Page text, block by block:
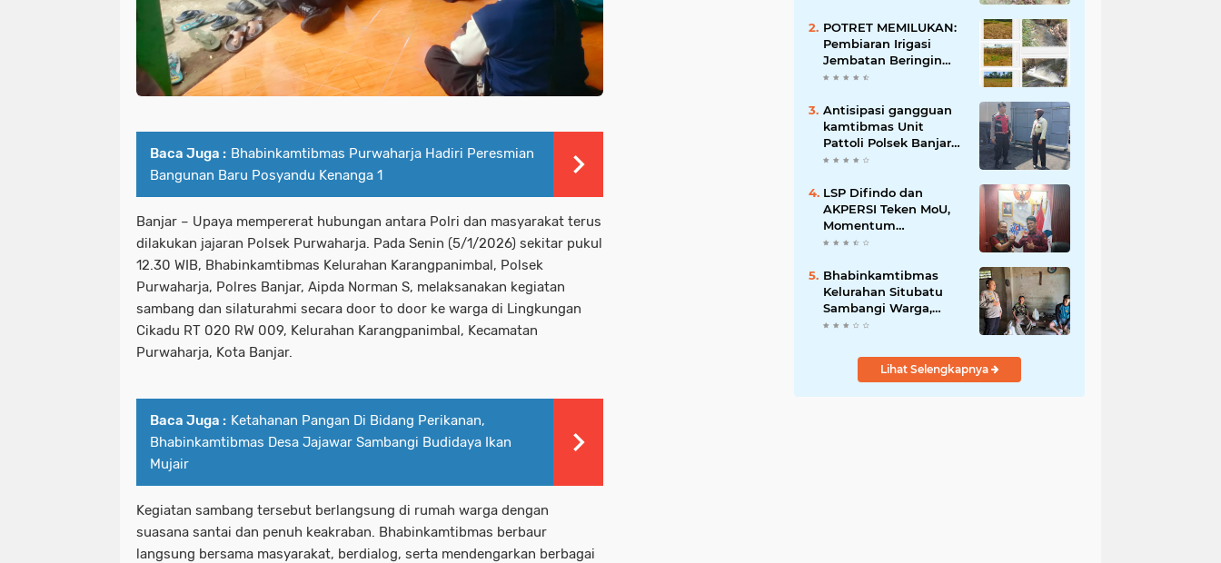
Baca Juga : Bhabinkamtibmas Purwaharja Hadiri Peresmian
Bangunan Baru Posyandu Kenanga 1
Banjar – Upaya mempererat hubungan antara Polri dan masyarakat terus
dilakukan jajaran Polsek Purwaharja. Pada Senin (5/1/2026) sekitar pukul
12.30 WIB, Bhabinkamtibmas Kelurahan Karangpanimbal, Polsek
Purwaharja, Polres Banjar, Aipda Norman S, melaksanakan kegiatan
sambang dan silaturahmi secara door to door ke warga di Lingkungan
Cikadu RT 020 RW 009, Kelurahan Karangpanimbal, Kecamatan
Purwaharja, Kota Banjar.
Baca Juga : Ketahanan Pangan Di Bidang Perikanan,
Bhabinkamtibmas Desa Jajawar Sambangi Budidaya Ikan
Mujair
Kegiatan sambang tersebut berlangsung di rumah warga dengan
suasana santai dan penuh keakraban. Bhabinkamtibmas berbaur
langsung bersama masyarakat, berdialog, serta mendengarkan berbagai
POTRET MEMILUKAN:
Pembiaran Irigasi
Jembatan Beringin
Pagar Alam Berujung
Antisipasi gangguan
kamtibmas Unit
Pattoli Polsek Banjar
melaksanakan patroli
keramaian di wilayah
hukum
LSP Difindo dan
AKPERSI Teken MoU,
Momentum
Kebangkitan
Jurnalis Nasional
Bhabinkamtibmas
Kelurahan Situbatu
Sambangi Warga,
Perkuat Silaturahmi
Wilayah
Lihat Selengkapnya